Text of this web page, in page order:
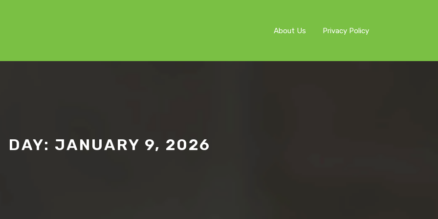
About Us Privacy Policy
DAY: JANUARY 9, 2026